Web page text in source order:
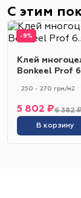
С этим
-9%
Клей
Bonkeel Prof
250 - 270 грм/м2
6 382
5 802 ₽
В корзину